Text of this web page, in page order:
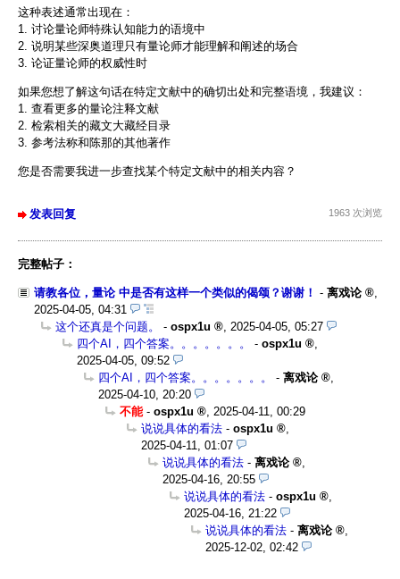
这种表述通常出现在：
1. 讨论量论师特殊认知能力的语境中
2. 说明某些深奥道理只有量论师才能理解和阐述的场合
3. 论证量论师的权威性时
如果您想了解这句话在特定文献中的确切出处和完整语境，我建议：
1. 查看更多的量论注释文献
2. 检索相关的藏文大藏经目录
3. 参考法称和陈那的其他著作
您是否需要我进一步查找某个特定文献中的相关内容？
发表回复 1963 次浏览
完整帖子：
请教各位，量论 中是否有这样一个类似的偈颂？谢谢！ - 离戏论
2025-04-05, 04:31
这个还真是个问题。
- ospx1u
2025-04-05, 05:27
四个AI，四个答案。。。。。。。
- ospx1u
2025-04-05, 09:52
四个AI，四个答案。。。。。。。
- 离戏论
2025-04-10, 20:20
不能 - ospx1u
2025-04-11, 00:29
说说具体的看法 - ospx1u
2025-04-11, 01:07
说说具体的看法 - 离戏论
2025-04-16, 20:55
说说具体的看法 - ospx1u
2025-04-16, 21:22
说说具体的看法 - 离戏论
2025-12-02, 02:42